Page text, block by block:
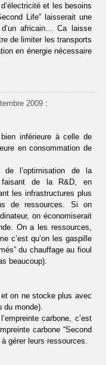
et les besoins
Life” laisserait une
africain… Ca laisse
de limiter les transports
en énergie nécessaire
2009 :
inférieure à celle de
en consommation de
l’optimisation de la
faisant de la R&D, en
les infrastructures plus
de ressources. Si on
on économiserait
On a les ressources,
c’est qu’on les gaspille
du chauffage au fioul
beaucoup).
on ne stocke plus avec
du monde).
carbone, c’est
carbone “Second
gérer leurs ressources.